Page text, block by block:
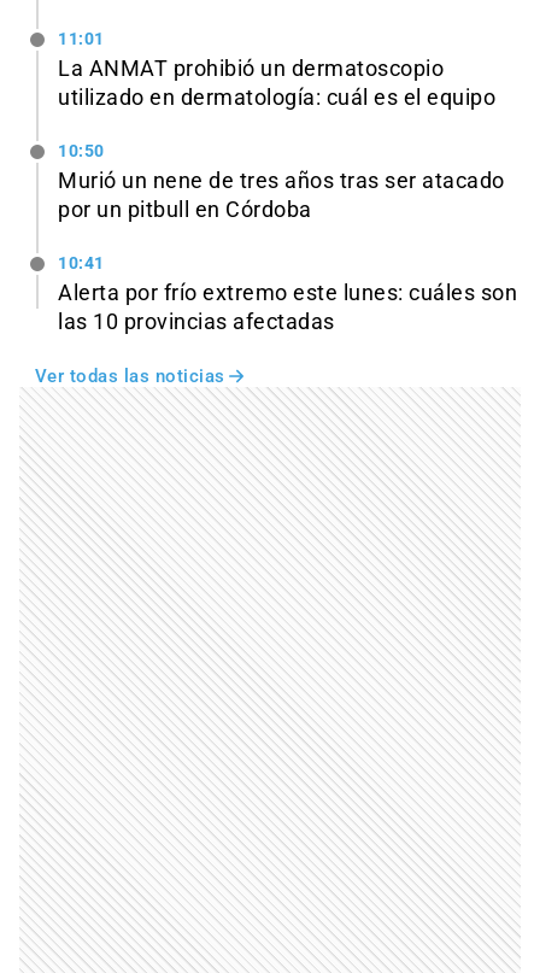
11:01
La ANMAT prohibió un dermatoscopio
utilizado en dermatología: cuál es el equipo
10:50
Murió un nene de tres años tras ser atacado
por un pitbull en Córdoba
10:41
Alerta por frío extremo este lunes: cuáles son
las 10 provincias afectadas
Ver todas las noticias